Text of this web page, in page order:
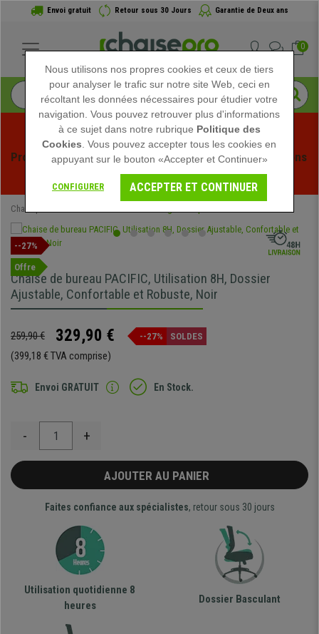
Envoi gratuit Retour sous 30 Jours Garantie de Deux ans
0
Profitez des soldes d'été chez Chaisepro ! Des réductions
exclusives pour une durée limitée - Voir l'offre
Chaisepro
--27%
Offre
Chaise de bureau PACIFIC, Utilisation 8H, Dossier
Ajustable, Confortable et Robuste, Noir
259,90 € 329,90 € --27% SOLDES
(399,18 € TVA comprise)
Envoi GRATUIT En Stock.
- +
AJOUTER AU PANIER
Faites confiance aux spécialistes, retour sous 30 jours
Utilisation quotidienne 8
heures
Dossier Basculant
Nous utilisons nos propres cookies et ceux de tiers
pour analyser le trafic sur notre site Web, ceci en
récoltant les données nécessaires pour étudier votre
navigation. Vous pouvez retrouver plus d'informations
à ce sujet dans notre rubrique Politique des
Cookies . Vous pouvez accepter tous les cookies en
appuyant sur le bouton «Accepter et Continuer»
CONFIGURER ACCEPTER ET CONTINUER